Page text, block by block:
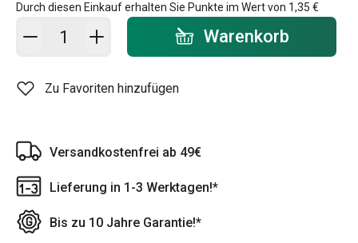
Durch diesen Einkauf erhalten Sie Punkte im Wert von 1,35 €
In den Warenkorb - Menge Warenkorb
Zu Favoriten hinzufügen
Versandkostenfrei ab 49€
Lieferung in 1-3 Werktagen!*
Bis zu 10 Jahre Garantie!*